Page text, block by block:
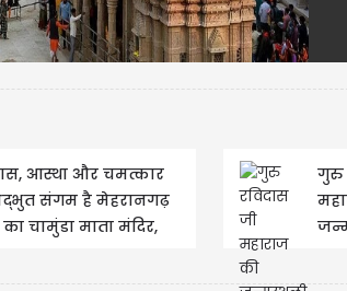
आस्था और चमत्कार
संगम है मेहरानगढ़
चामुंडा माता मंदिर,
गुरु